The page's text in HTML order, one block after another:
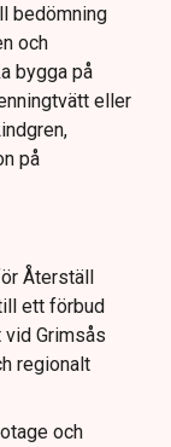
bedömning
och
bygga på
eller
på
Återställ
ett förbud
Grimsås
regionalt
och